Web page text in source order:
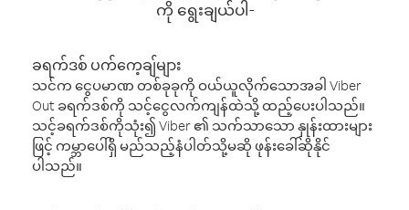
ကို ရွေးချယ်ပါ-
ခရက်ဒစ် ပက်ကေ့ချ်များ
သင်က ငွေပမာဏ တစ်ခုခုကို ဝယ်ယူလိုက်သောအခါ Viber
Out ခရက်ဒစ်ကို သင့်ငွေလက်ကျန်ထဲသို့ ထည့်ပေးပါသည်။
သင့်ခရက်ဒစ်ကိုသုံး၍ Viber ၏ သက်သာသော နှုန်းထားများ
ဖြင့် ကမ္ဘာပေါ်ရှိ မည်သည့်နံပါတ်သို့မဆို ဖုန်းခေါ်ဆိုနိုင်
ပါသည်။